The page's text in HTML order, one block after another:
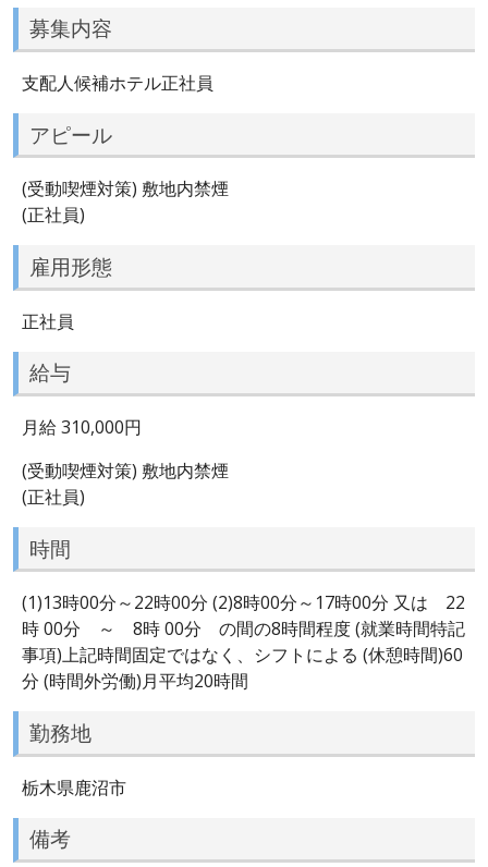
募集内容
支配人候補ホテル正社員
アピール
(受動喫煙対策) 敷地内禁煙
(正社員)
雇用形態
正社員
給与
月給 310,000円
(受動喫煙対策) 敷地内禁煙
(正社員)
時間
(1)13時00分～22時00分 (2)8時00分～17時00分 又は 22
時 00分 ～ 8時 00分 の間の8時間程度 (就業時間特記
事項)上記時間固定ではなく、シフトによる (休憩時間)60
分 (時間外労働)月平均20時間
勤務地
栃木県鹿沼市
備考